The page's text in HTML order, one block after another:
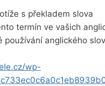
s překladem slova
termín ve vašich
anglického
wp-